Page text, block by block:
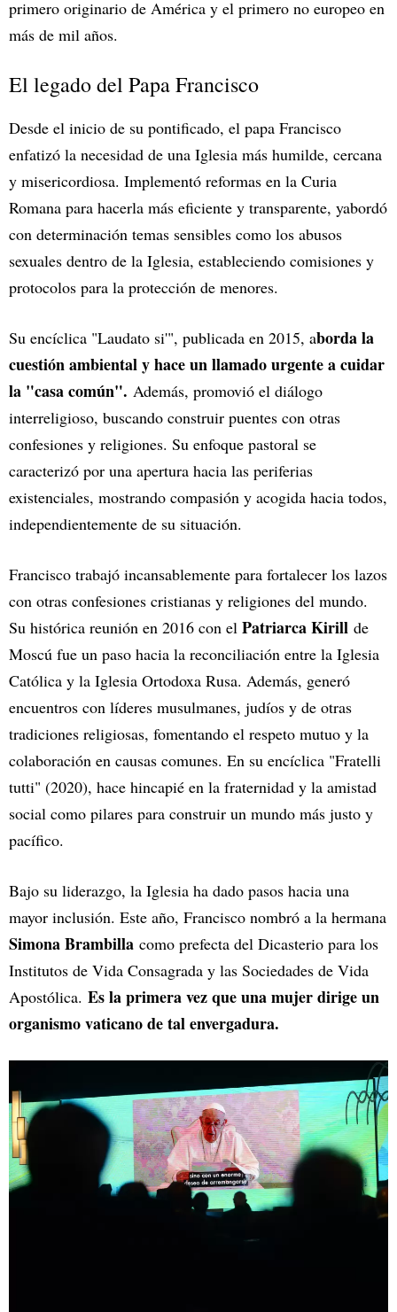
primero originario de América y el primero no europeo en
más de mil años.
El legado del Papa Francisco
Desde el inicio de su pontificado, el papa Francisco
enfatizó la necesidad de una Iglesia más humilde, cercana
y misericordiosa. Implementó reformas en la Curia
Romana para hacerla más eficiente y transparente, yabordó
con determinación temas sensibles como los abusos
sexuales dentro de la Iglesia, estableciendo comisiones y
protocolos para la protección de menores.
Su encíclica "Laudato si'", publicada en 2015, aborda la
cuestión ambiental y hace un llamado urgente a cuidar
la "casa común". Además, promovió el diálogo
interreligioso, buscando construir puentes con otras
confesiones y religiones. Su enfoque pastoral se
caracterizó por una apertura hacia las periferias
existenciales, mostrando compasión y acogida hacia todos,
independientemente de su situación.
Francisco trabajó incansablemente para fortalecer los lazos
con otras confesiones cristianas y religiones del mundo.
Su histórica reunión en 2016 con el Patriarca Kirill de
Moscú fue un paso hacia la reconciliación entre la Iglesia
Católica y la Iglesia Ortodoxa Rusa. Además, generó
encuentros con líderes musulmanes, judíos y de otras
tradiciones religiosas, fomentando el respeto mutuo y la
colaboración en causas comunes. En su encíclica "Fratelli
tutti" (2020), hace hincapié en la fraternidad y la amistad
social como pilares para construir un mundo más justo y
pacífico.
Bajo su liderazgo, la Iglesia ha dado pasos hacia una
mayor inclusión. Este año, Francisco nombró a la hermana
Simona Brambilla como prefecta del Dicasterio para los
Institutos de Vida Consagrada y las Sociedades de Vida
Apostólica. Es la primera vez que una mujer dirige un
organismo vaticano de tal envergadura.